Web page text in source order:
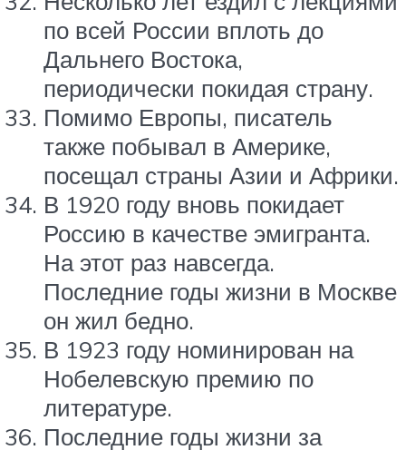
по всей России вплоть до
Дальнего Востока,
периодически покидая страну.
Помимо Европы, писатель
также побывал в Америке,
посещал страны Азии и Африки.
В 1920 году вновь покидает
Россию в качестве эмигранта.
На этот раз навсегда.
Последние годы жизни в Москве
он жил бедно.
В 1923 году номинирован на
Нобелевскую премию по
литературе.
Последние годы жизни за